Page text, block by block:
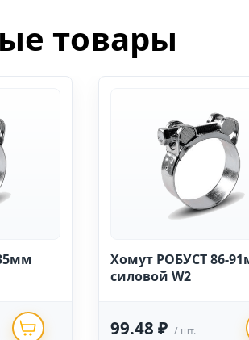
товары
Хомут РОБУСТ 86-
силовой W2
99.48 ₽ / шт.